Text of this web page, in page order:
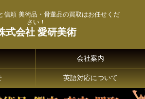
信頼 美術品・骨董品の買取はお任せくだ
さい！
式会社 愛研美術
会社案内
英語対応について